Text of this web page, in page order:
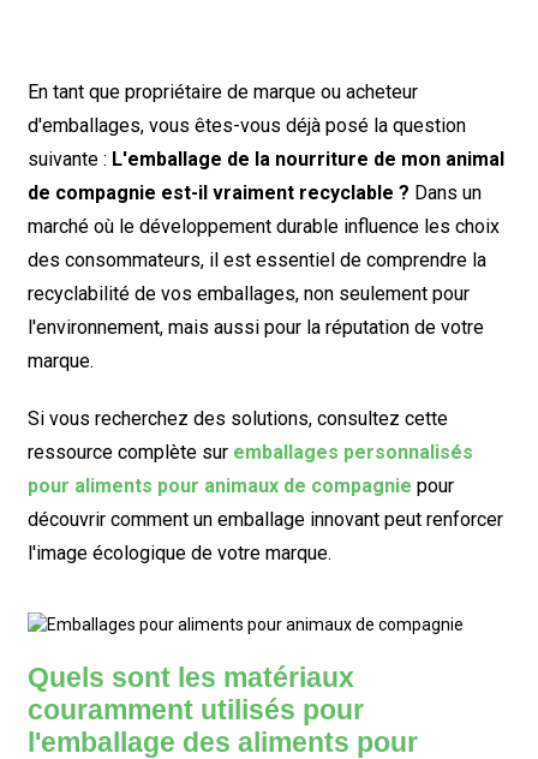
En tant que propriétaire de marque ou acheteur
d'emballages, vous êtes-vous déjà posé la question
suivante : L'emballage de la nourriture de mon animal
de compagnie est-il vraiment recyclable ? Dans un
marché où le développement durable influence les choix
des consommateurs, il est essentiel de comprendre la
recyclabilité de vos emballages, non seulement pour
l'environnement, mais aussi pour la réputation de votre
marque.
Si vous recherchez des solutions, consultez cette
ressource complète sur emballages personnalisés
pour aliments pour animaux de compagnie pour
découvrir comment un emballage innovant peut renforcer
l'image écologique de votre marque.
Quels sont les matériaux
couramment utilisés pour
l'emballage des aliments pour